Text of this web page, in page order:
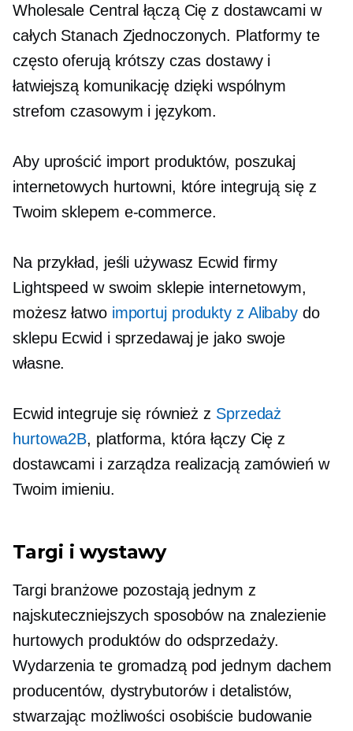
Wholesale Central łączą Cię z dostawcami w
całych Stanach Zjednoczonych. Platformy te
często oferują krótszy czas dostawy i
łatwiejszą komunikację dzięki wspólnym
strefom czasowym i językom.
Aby uprościć import produktów, poszukaj
internetowych hurtowni, które integrują się z
Twoim sklepem e-commerce.
Na przykład, jeśli używasz Ecwid firmy
Lightspeed w swoim sklepie internetowym,
możesz łatwo importuj produkty z Alibaby do
sklepu Ecwid i sprzedawaj je jako swoje
własne.
Ecwid integruje się również z Sprzedaż
hurtowa2B, platforma, która łączy Cię z
dostawcami i zarządza realizacją zamówień w
Twoim imieniu.
Targi i wystawy
Targi branżowe pozostają jednym z
najskuteczniejszych sposobów na znalezienie
hurtowych produktów do odsprzedaży.
Wydarzenia te gromadzą pod jednym dachem
producentów, dystrybutorów i detalistów,
stwarzając możliwości osobiściebudowanie